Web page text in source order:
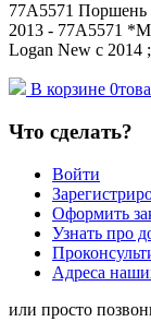
77A5571 Поршень
2013 - 77A5571
Logan New с 2014
В корзине 0
Что сделать?
Войти
Оформить
Узнать про
Адреса
или просто